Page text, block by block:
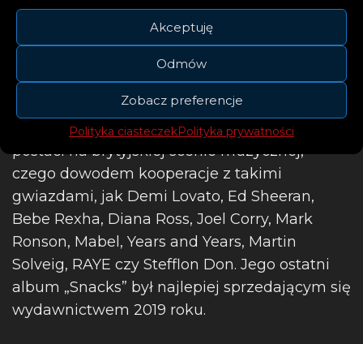
Akceptuję
Odmów
Zobacz preferencje
Polityka ciasteczekPolityka prywatności
Nominowany do GrammyJax Jonessprzedał
32 miliony singli i zgromadził 6 miliardów
odsłuchów. Jest jedną z najważniejszych
postaci na brytyjskiej scenie muzycznej,
czego dowodem kooperacje z takimi
gwiazdami, jak Demi Lovato, Ed Sheeran,
Bebe Rexha, Diana Ross, Joel Corry, Mark
Ronson, Mabel, Years and Years, Martin
Solveig, RAYE czy Stefflon Don. Jego ostatni
album „Snacks” był najlepiej sprzedającym się
wydawnictwem 2019 roku.